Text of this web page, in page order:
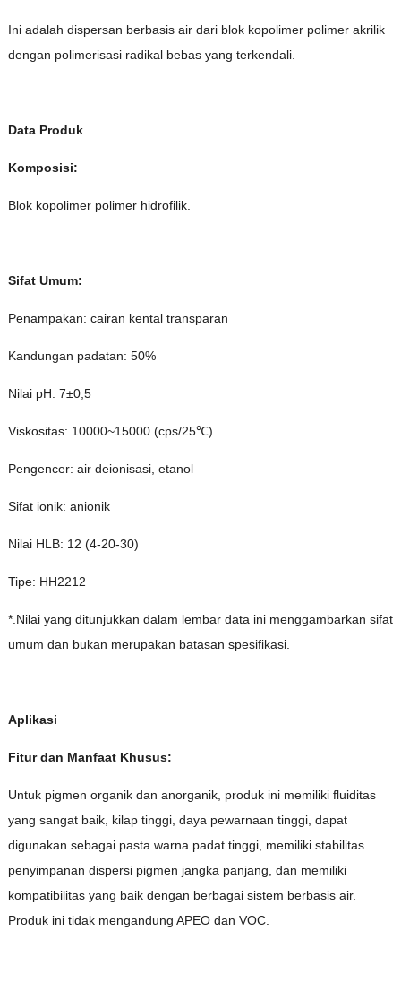
Ini adalah dispersan berbasis air dari blok kopolimer polimer akrilik
dengan polimerisasi radikal bebas yang terkendali.
Data Produk
Komposisi:
Blok kopolimer polimer hidrofilik.
Sifat Umum:
Penampakan: cairan kental transparan
Kandungan padatan: 50%
Nilai pH: 7±0,5
Viskositas: 10000~15000 (cps/25℃)
Pengencer: air deionisasi, etanol
Sifat ionik: anionik
Nilai HLB: 12 ​​(4-20-30)
Tipe: HH2212
*.Nilai yang ditunjukkan dalam lembar data ini menggambarkan sifat
umum dan bukan merupakan batasan spesifikasi.
Aplikasi
Fitur dan Manfaat Khusus:
Untuk pigmen organik dan anorganik, produk ini memiliki fluiditas
yang sangat baik, kilap tinggi, daya pewarnaan tinggi, dapat
digunakan sebagai pasta warna padat tinggi, memiliki stabilitas
penyimpanan dispersi pigmen jangka panjang, dan memiliki
kompatibilitas yang baik dengan berbagai sistem berbasis air.
Produk ini tidak mengandung APEO dan VOC.